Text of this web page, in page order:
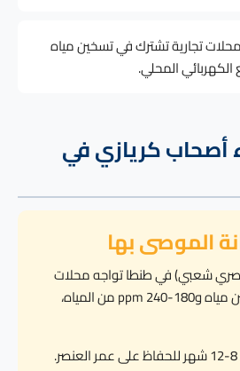
محلات تجارية تشترك في تسخين مياه
المحلي.
أصحاب كريازي في
الموصى بها
شعبي) في طنطا تواجه محلات
تجارية تشترك في تسخين مياه و180-240 ppm من المياه،